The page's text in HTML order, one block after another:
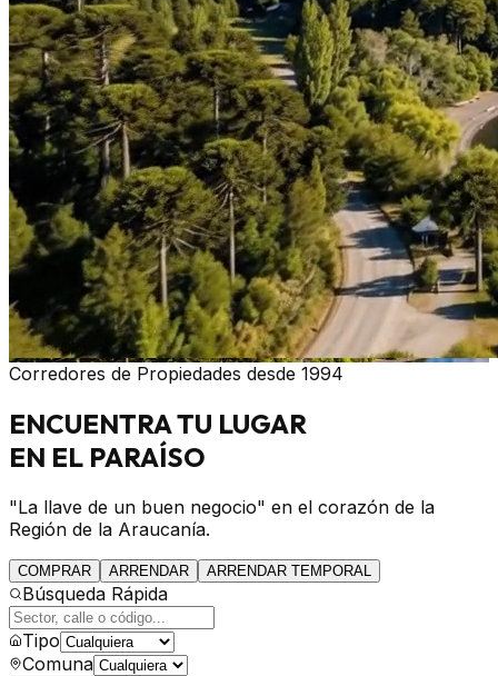
Corredores de Propiedades desde 1994
ENCUENTRATU LUGAR
EN EL PARAÍSO
"La llave de un buen negocio" en el corazón de la
Región de la Araucanía.
COMPRAR ARRENDAR ARRENDAR TEMPORAL
Búsqueda Rápida
Tipo
Comuna